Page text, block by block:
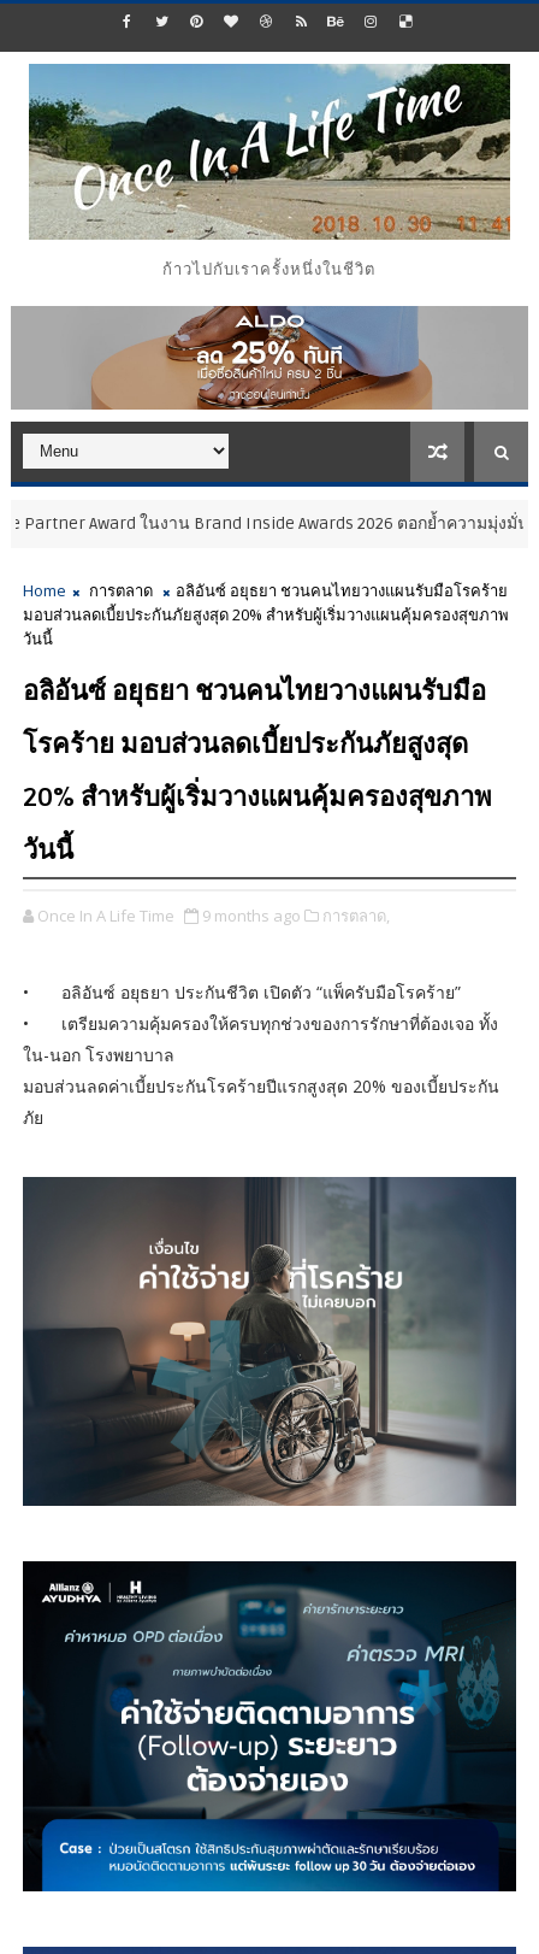
ก้าวไปกับเราครั้งหนึ่งในชีวิต
ในงาน Brand Inside Awards 2026 ตอกย้ำความมุ่งมั่นในการเคียงข้
Home การตลาด
อลิอันซ์ อยุธยา ชวนคนไทยวางแผนรับมือโรคร้าย
มอบส่วนลดเบี้ยประกันภัยสูงสุด 20% สำหรับผู้เริ่มวางแผนคุ้มครองสุขภาพ
วันนี้
อลิอันซ์ อยุธยา ชวนคนไทยวางแผนรับมือ
โรคร้าย มอบส่วนลดเบี้ยประกันภัยสูงสุด
20% สำหรับผู้เริ่มวางแผนคุ้มครองสุขภาพ
วันนี้
Once In A Life Time 9 months ago การตลาด,
•
อลิอันซ์ อยุธยา ประกันชีวิต เปิดตัว “แพ็ครับมือโรคร้าย”
•
เตรียมความคุ้มครองให้ครบทุกช่วงของการรักษาที่ต้องเจอ ทั้ง
ใน-นอก โรงพยาบาล
มอบส่วนลดค่าเบี้ยประกันโรคร้ายปีแรกสูงสุด 20% ของเบี้ยประกัน
ภัย